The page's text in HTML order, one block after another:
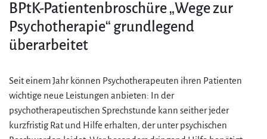
BPtK-Patientenbroschüre „Wege zur
Psychotherapie“ grundlegend
überarbeitet
Seit einem Jahr können Psychotherapeuten ihren Patienten
wichtige neue Leistungen anbieten: In der
psychotherapeutischen Sprechstunde kann seither jeder
kurzfristig Rat und Hilfe erhalten, der unter psychischen